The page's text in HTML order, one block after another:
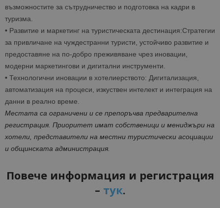
възможностите за сътрудничество и подготовка на кадри в
туризма.
• Развитие и маркетинг на туристическата дестинация:Стратегии
за привличане на чуждестранни туристи, устойчиво развитие и
предоставяне на по-добро преживяване чрез иновации,
модерни маркетингови и дигитални инструменти.
• Технологични иновации в хотелиерството: Дигитализация,
автоматизация на процеси, изкуствен интелект и интеграция на
данни в реално време.
Местата са ограничени и се препоръчва предварителна
регистрация. Приоритет имат собственици и мениджъри на
хотели, представители на местни туристически асоциации
и общинската администрация.
Повече информация и регистрация
– тук.